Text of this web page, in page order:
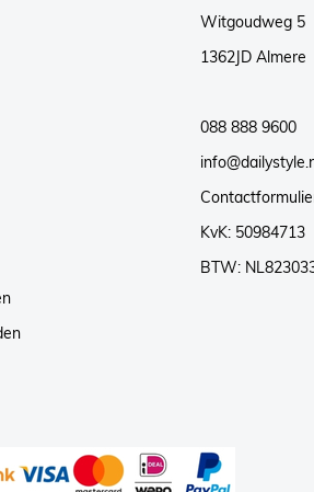
Witgoudweg 5
1362JD Almere
088 888 9600
KvK: 50984713
BTW: